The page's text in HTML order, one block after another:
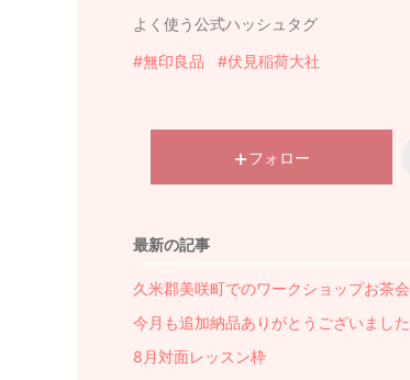
よく使う公式ハッシュタグ
#無印良品 #伏見稲荷大社
フォロー
最新の記事
久米郡美咲町でのワークショップお茶会
今月も追加納品ありがとうございました
8月対面レッスン枠